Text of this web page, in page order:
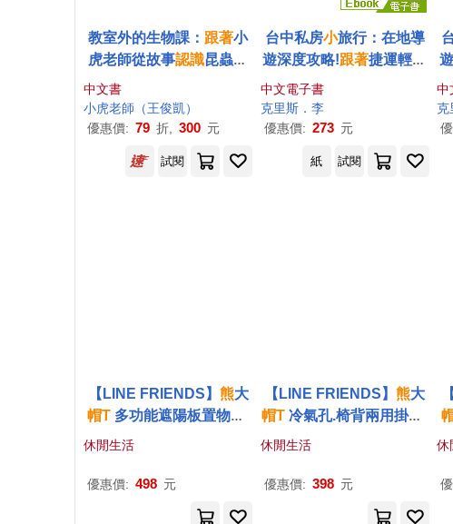
教室外的生物課： 跟著小
虎老師從故事認識昆蟲生
中文書
小虎老師（王俊凱）
優惠價: 79 折, 300 元
台中私房小旅行：在地導
遊深度攻略!跟著捷運輕鬆
遊，人氣景點、絕品美
食、藝文散策，半日&一
日這樣玩就對了! 暢銷最新
中文電子書
克里斯．李
優惠價: 273 元
中
克
試閱 紙 試閱
【LINE FRIENDS】 熊大
帽T多功能遮陽板置物夾(
休閒生活
優惠價: 498 元
【LINE FRIENDS】熊大
帽T 冷氣孔.椅背兩用掛袋(
休閒生活
優惠價: 398 元
休